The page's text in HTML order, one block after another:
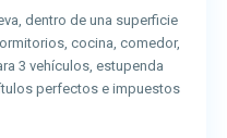
dentro de una superficie
cocina, comedor,
3 vehículos, estupenda
perfectos e impuestos